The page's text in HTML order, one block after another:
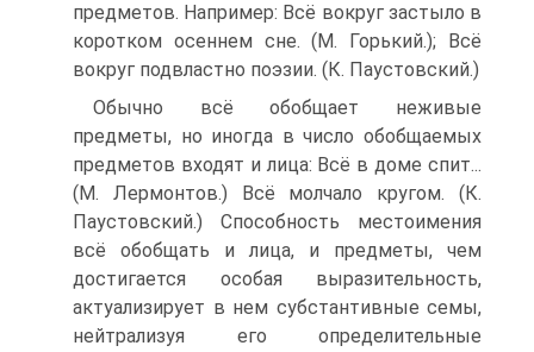
предметов. Например: Всё вокруг застыло в
коротком осеннем сне. (М. Горький.); Всё
вокруг подвластно поэзии. (К. Паустовский.)
Обычно всё обобщает неживые
предметы, но иногда в число обобщаемых
предметов входят и лица: Всё в доме спит...
(М. Лермонтов.) Всё молчало кругом. (К.
Паустовский.) Способность местоимения
всё обобщать и лица, и предметы, чем
достигается особая выразительность,
актуализирует в нем субстантивные семы,
нейтрализуя его определительные